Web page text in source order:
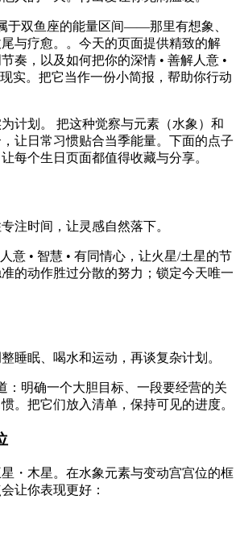
于双鱼座的能量区间——那里有想象、
与疗愈。。今天的页面提供精致的解
奏，以及如何把你的深情 • 善解人意 •
实。把它当作一份小简报，帮助你行动
计划。 把这种觉察与元素（水象）和
让日常习惯贴合当季能量。下面的点子
每个生日页面都值得收藏与分享。
注时间，让灵感自然落下。
意 • 智慧 • 有同情心，让火星/土星的节
的动作胜过分散的努力；锁定今天唯一
睡眠、喝水和运动，再谈复杂计划。
：明确一个大胆目标、一段要经营的关
。把它们放入清单，保持可见的进度。
・木星。在水象元素与变动宫宫位的框
让你表现更好：